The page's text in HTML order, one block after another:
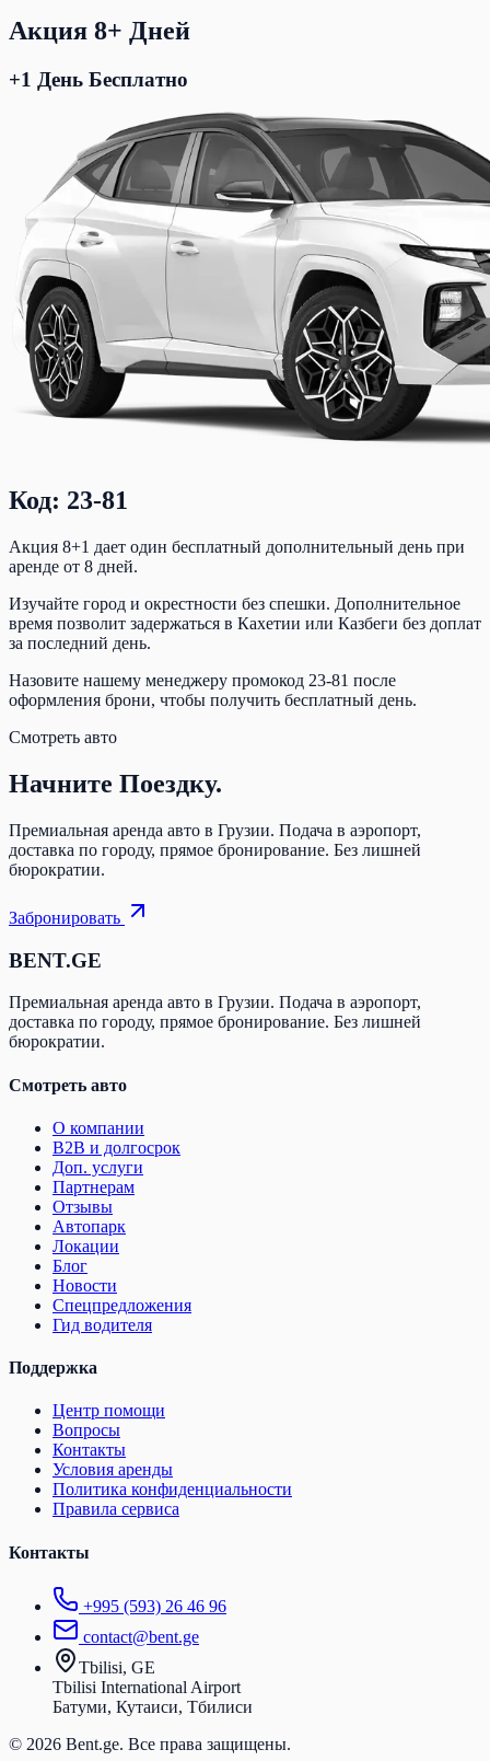
Акция 8+ Дней
+1 День Бесплатно
Код: 23-81
Акция 8+1 дает один бесплатный дополнительный день при
аренде от 8 дней.
Изучайте город и окрестности без спешки. Дополнительное
время позволит задержаться в Кахетии или Казбеги без доплат
за последний день.
Назовите нашему менеджеру промокод 23-81 после
оформления брони, чтобы получить бесплатный день.
Смотреть авто
Начните Поездку.
Премиальная аренда авто в Грузии. Подача в аэропорт,
доставка по городу, прямое бронирование. Без лишней
бюрократии.
Забронировать
BENT.GE
Премиальная аренда авто в Грузии. Подача в аэропорт,
доставка по городу, прямое бронирование. Без лишней
бюрократии.
Смотреть авто
О компании
B2B и долгосрок
Доп. услуги
Партнерам
Отзывы
Автопарк
Локации
Блог
Новости
Спецпредложения
Гид водителя
Поддержка
Центр помощи
Вопросы
Контакты
Условия аренды
Политика конфиденциальности
Правила сервиса
Контакты
+995 (593) 26 46 96
contact@bent.ge
Tbilisi, GE
Tbilisi International Airport
Батуми, Кутаиси, Тбилиси
© 2026 Bent.ge. Все права защищены.